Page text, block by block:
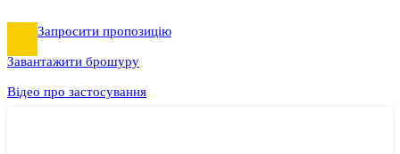
Запросити пропозицію
Завантажити брошуру
Відео про застосування